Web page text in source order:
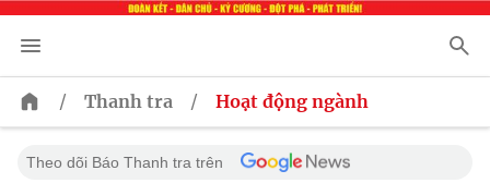
/ Thanh tra / Hoạt động ngành
Theo dõi Báo Thanh tra trên